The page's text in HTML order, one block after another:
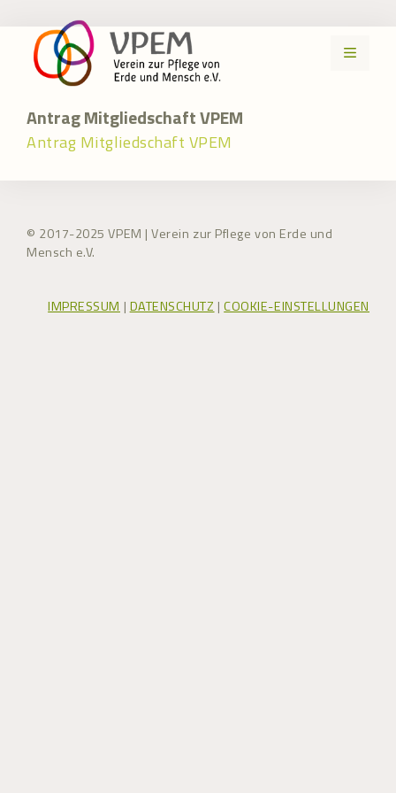
Inhalt
springen
MENÜ
Antrag Mitgliedschaft VPEM
Antrag Mitgliedschaft VPEM
© 2017-2025 VPEM | Verein zur Pflege von Erde und
Mensch e.V.
IMPRESSUM | DATENSCHUTZ |COOKIE-EINSTELLUNGEN